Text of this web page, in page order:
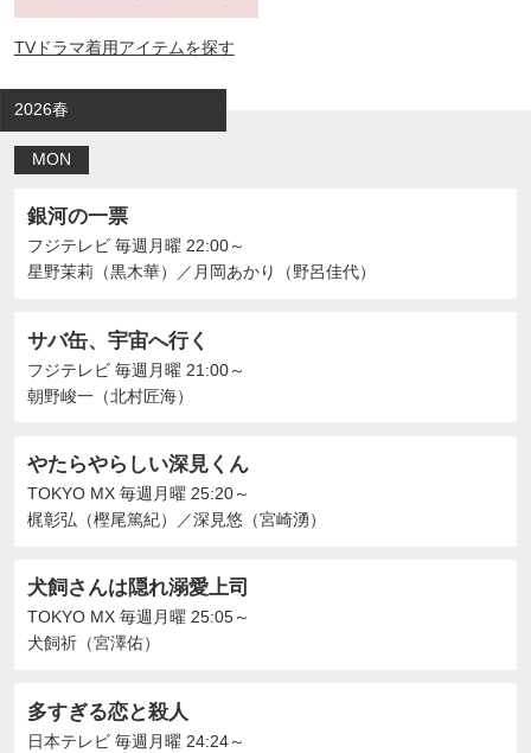
TVドラマ着用アイテムを探す
2026春
MON
銀河の一票
フジテレビ 毎週月曜 22:00～
星野茉莉（黒木華）
／ 月岡あかり（野呂佳代）
サバ缶、宇宙へ行く
フジテレビ 毎週月曜 21:00～
朝野峻一（北村匠海）
やたらやらしい深見くん
TOKYO MX 毎週月曜 25:20～
梶彰弘（樫尾篤紀）
／深見悠（宮崎湧）
犬飼さんは隠れ溺愛上司
TOKYO MX 毎週月曜 25:05～
犬飼祈（宮澤佑）
多すぎる恋と殺人
日本テレビ 毎週月曜 24:24～